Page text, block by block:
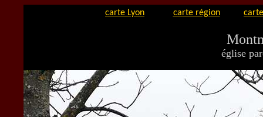
carte Lyon carte région
église